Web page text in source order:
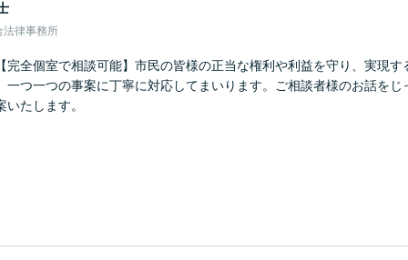
法律事務所
完全個室で相談可能】市民の皆様の正当な権利や利益を守り、実現す
一つ一つの事案に丁寧に対応してまいります。ご相談者様のお話をじ
たします。